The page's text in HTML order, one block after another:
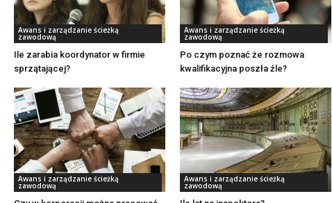
Awans i zarządzanie ścieżką
zawodową
Ile zarabia koordynator w firmie
sprzątającej?
Awans i zarządzanie ścieżką
zawodową
Po czym poznać że rozmowa
kwalifikacyjna poszła źle?
Awans i zarządzanie ścieżką
zawodową
Awans i zarządzanie ścieżką
zawodową